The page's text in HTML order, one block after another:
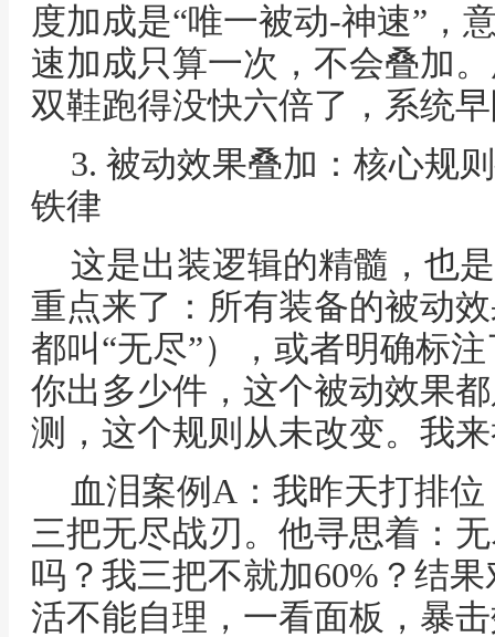
度加成是“唯一被动-神速”，
速加成只算一次，不会叠加
双鞋跑得没快六倍了，系统
3. 被动效果叠加：核心规
铁律
这是出装逻辑的精髓，也
重点来了：所有装备的被动
都叫“无尽”），或者明确标
你出多少件，这个被动效果
测，这个规则从未改变。我
血泪案例A：我昨天打排
三把无尽战刃。他寻思着：
吗？我三把不就加60%？结
活不能自理，一看面板，暴